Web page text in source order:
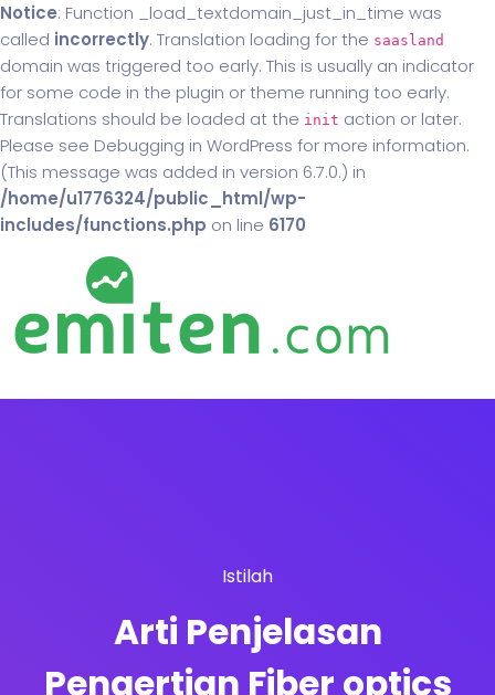
Notice: Function _load_textdomain_just_in_time was
called incorrectly. Translation loading for the saasland
domain was triggered too early. This is usually an indicator
for some code in the plugin or theme running too early.
Translations should be loaded at the init action or later.
Please see Debugging in WordPress for more information.
(This message was added in version 6.7.0.) in
/home/u1776324/public_html/wp-
includes/functions.php on line 6170
Istilah
Arti Penjelasan
Pengertian Fiber optics